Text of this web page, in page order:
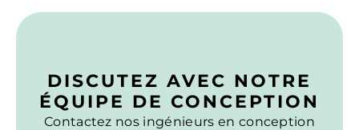
DISCUTEZ AVEC NOTRE
ÉQUIPE DE CONCEPTION
Contactez nos ingénieurs en conception